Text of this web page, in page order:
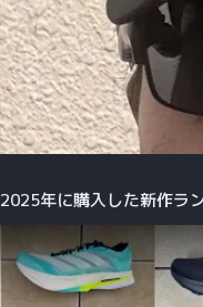
2025年に購入した新作ラ